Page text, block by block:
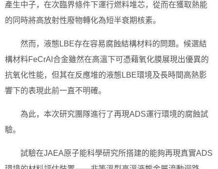
產生中子，在次臨界條件下運行燃料堆芯，從而在獲取熱能
的同時將高放射性廢物轉化為短半衰期核素。
然而，液態LBE存在容易腐蝕結構材料的問題。候選結
構材料FeCrAl合金雖然在高溫下可憑藉氧化膜展現出優異的
抗氧化性能，但其在反應堆的液態LBE環境及長時間高熱影
響下的表現此前一直不明確。
為此，本次研究團隊進行了再現ADS運行環境的腐蝕試
驗。
試驗在JAEA原子能科學研究所搭建的能夠再現真實ADS